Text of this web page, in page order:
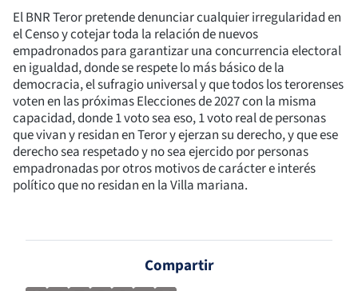
El BNR Teror pretende denunciar cualquier irregularidad en
el Censo y cotejar toda la relación de nuevos
empadronados para garantizar una concurrencia electoral
en igualdad, donde se respete lo más básico de la
democracia, el sufragio universal y que todos los terorenses
voten en las próximas Elecciones de 2027 con la misma
capacidad, donde 1 voto sea eso, 1 voto real de personas
que vivan y residan en Teror y ejerzan su derecho, y que ese
derecho sea respetado y no sea ejercido por personas
empadronadas por otros motivos de carácter e interés
político que no residan en la Villa mariana.
Compartir